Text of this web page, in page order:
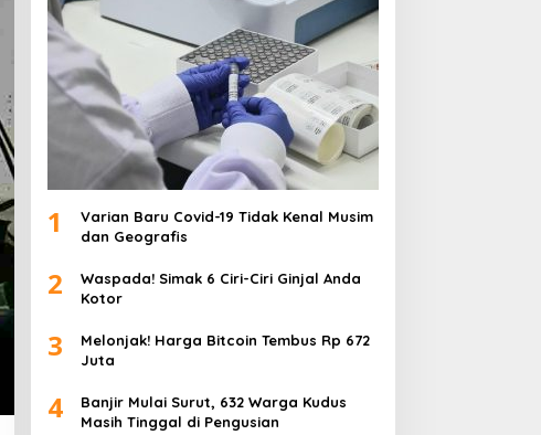
1
Varian Baru Covid-19 Tidak Kenal Musim
dan Geografis
2
Waspada! Simak 6 Ciri-Ciri Ginjal Anda
Kotor
3
Melonjak! Harga Bitcoin Tembus Rp 672
Juta
4
Banjir Mulai Surut, 632 Warga Kudus
Masih Tinggal di Pengusian